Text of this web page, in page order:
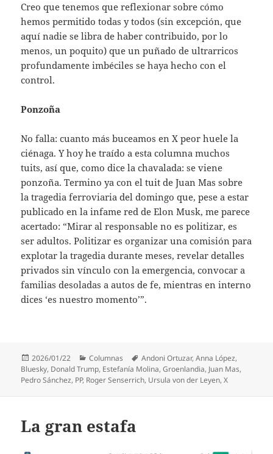
Creo que tenemos que reflexionar sobre cómo
hemos permitido todas y todos (sin excepción, que
aquí nadie se libra de haber contribuido, por lo
menos, un poquito) que un puñado de ultrarricos
profundamente imbéciles se haya hecho con el
control.
Ponzoña
No falla: cuanto más buceamos en X peor huele la
ciénaga. Y hoy he traído a esta columna muchos
tuits, así que, como dice la chavalada: se viene
ponzoña. Termino ya con el tuit de Juan Mas sobre
la tragedia ferroviaria del domingo que, pese a estar
publicado en la infame red de Elon Musk, me parece
acertado: “Mirar al responsable no es politizar, es
ser adultos. Politizar es organizar una comisión para
explotar la tragedia durante meses, revelar detalles
privados sin vínculo con la emergencia, convocar a
familias desoladas a autos de fe, mientras en interno
dices ‘es nuestro momento’”.
Publicado
el
2026/01/22 Categorías
Columnas Etiquetas
Andoni Ortuzar,Anna López,
Bluesky, Donald Trump, Estefanía Molina,Groenlandia, Juan Mas,
Pedro Sánchez, PP, Roger Senserrich, Ursula von der Leyen,X
La gran estafa